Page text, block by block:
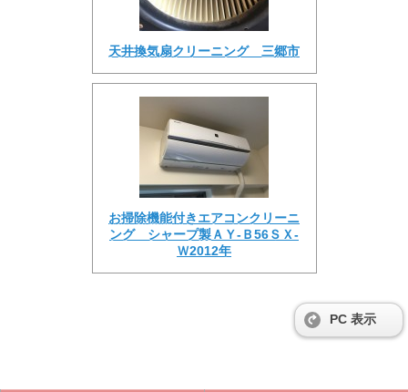
天井換気扇クリーニング 三郷市
お掃除機能付きエアコンクリーニ
ング シャープ製ＡＹ-Ｂ56ＳＸ-
Ｗ2012年
PC 表示